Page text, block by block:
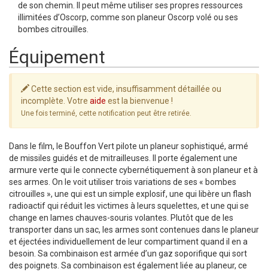
de son chemin. Il peut même utiliser ses propres ressources
illimitées d’Oscorp, comme son planeur Oscorp volé ou ses
bombes citrouilles.
Équipement
Cette section est vide, insuffisamment détaillée ou
incomplète. Votre aide est la bienvenue !
Une fois terminé, cette notification peut être retirée.
Dans le film, le Bouffon Vert pilote un planeur sophistiqué, armé
de missiles guidés et de mitrailleuses. Il porte également une
armure verte qui le connecte cybernétiquement à son planeur et à
ses armes. On le voit utiliser trois variations de ses « bombes
citrouilles », une qui est un simple explosif, une qui libère un flash
radioactif qui réduit les victimes à leurs squelettes, et une qui se
change en lames chauves-souris volantes. Plutôt que de les
transporter dans un sac, les armes sont contenues dans le planeur
et éjectées individuellement de leur compartiment quand il en a
besoin. Sa combinaison est armée d’un gaz soporifique qui sort
des poignets. Sa combinaison est également liée au planeur, ce